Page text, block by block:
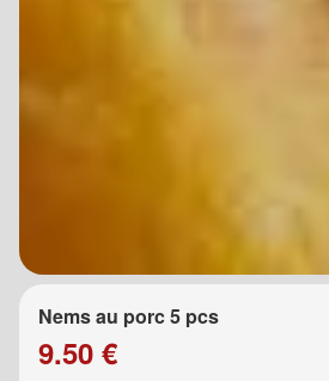
Nems au porc 5 pcs
9.50 €